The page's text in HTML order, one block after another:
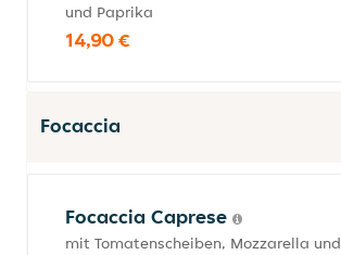
und Paprika
14,90 €
Focaccia
Focaccia Caprese
mit Tomatenscheiben, Mozzarella und